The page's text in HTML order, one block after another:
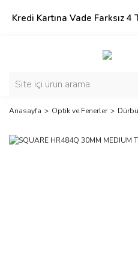
Kredi Kartına Vade Farksız
Anasayfa Optik ve Fenerler